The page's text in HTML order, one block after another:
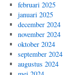
februari 2025
januari 2025
december 2024
november 2024
oktober 2024
september 2024
augustus 2024